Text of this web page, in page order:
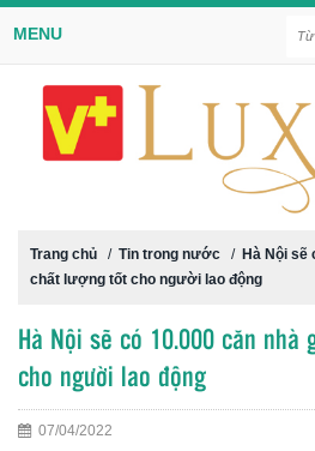
MENU
Trang chủ / Tin trong nước / Hà Nội sẽ
chất lượng tốt cho người lao động
Hà Nội sẽ có 10.000 căn
cho người lao động
07/04/2022